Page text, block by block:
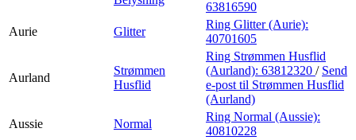
63816590
Aurie
Glitter
Ring Glitter (Aurie):
40701605
Aurland
Strømmen
Husflid
Ring Strømmen Husflid
(Aurland): 63812320 / Send
e-post til Strømmen Husflid
(Aurland)
Aussie
Normal
Ring Normal (Aussie):
40810228